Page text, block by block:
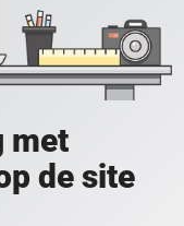
met
de site